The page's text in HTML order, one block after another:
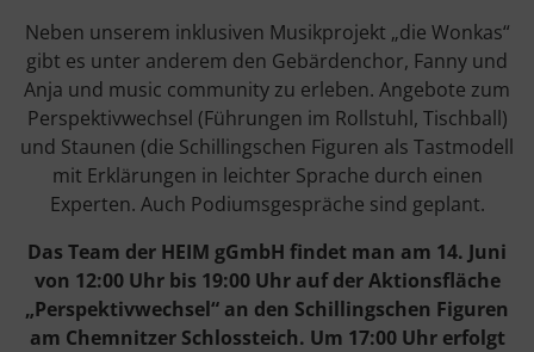
Neben unserem inklusiven Musikprojekt „die Wonkas“
gibt es unter anderem den Gebärdenchor, Fanny und
Anja und music community zu erleben. Angebote zum
Perspektivwechsel (Führungen im Rollstuhl, Tischball)
und Staunen (die Schillingschen Figuren als Tastmodell
mit Erklärungen in leichter Sprache durch einen
Experten. Auch Podiumsgespräche sind geplant.
Das Team der HEIM gGmbH findet man am 14. Juni
von 12:00 Uhr bis 19:00 Uhr auf der Aktionsfläche
„Perspektivwechsel“ an den Schillingschen Figuren
am Chemnitzer Schlossteich. Um 17:00 Uhr erfolgt